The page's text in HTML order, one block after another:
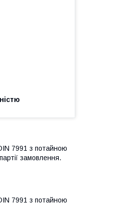
7991 з потайною
замовлення.
7991 з потайною